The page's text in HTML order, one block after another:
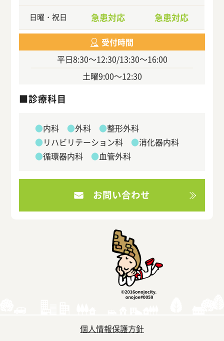
日曜・祝日 急患対応 急患対応
受付時間
平日8:30～12:30/13:30～16:00
土曜9:00～12:30
診療科目
内科 外科
整形外科
リハビリテーション科
消化器内科
循環器内科
血管外科
お問い合わせ
個人情報保護方針